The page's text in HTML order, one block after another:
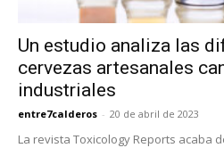
Un estudio analiza las
cervezas artesanales
industriales
entre7calderos - 20 de abril de 2023
La revista Toxicology Reports acaba